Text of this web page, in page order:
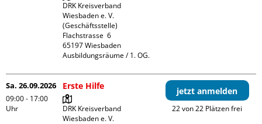
DRK Kreisverband
Wiesbaden e. V.
(Geschäftsstelle)
Flachstrasse  6
65197 Wiesbaden
Ausbildungsräume / 1. OG.
Sa. 26.09.2026
09:00 - 17:00
Uhr
Erste Hilfe
DRK Kreisverband
Wiesbaden e. V.
jetzt anmelden
22 von 22 Plätzen frei